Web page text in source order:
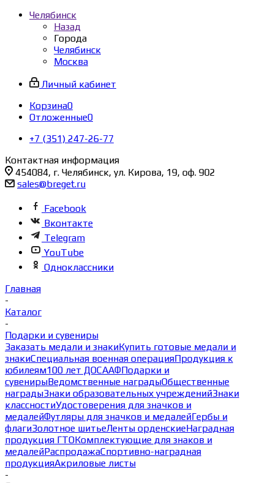
Челябинск
Назад
Города
Челябинск
Москва
Личный кабинет
Корзина0
Отложенные0
+7 (351) 247-26-77
Контактная информация
454084, г. Челябинск, ул. Кирова, 19, оф. 902
sales@breget.ru
Facebook
Вконтакте
Telegram
YouTube
Одноклассники
Главная
-
Каталог
-
Подарки и сувениры
Заказать медали и знакиКупить готовые медали и
знакиСпециальная военная операцияПродукция к
юбилеям100 лет ДОСААФПодарки и
сувенирыВедомственные наградыОбщественные
наградыЗнаки образовательных учрежденийЗнаки
классностиУдостоверения для значков и
медалейФутляры для значков и медалейГербы и
флагиЗолотное шитьеЛенты орденскиеНаградная
продукция ГТОКомплектующие для знаков и
медалейРаспродажаСпортивно-наградная
продукцияАкриловые листы
-